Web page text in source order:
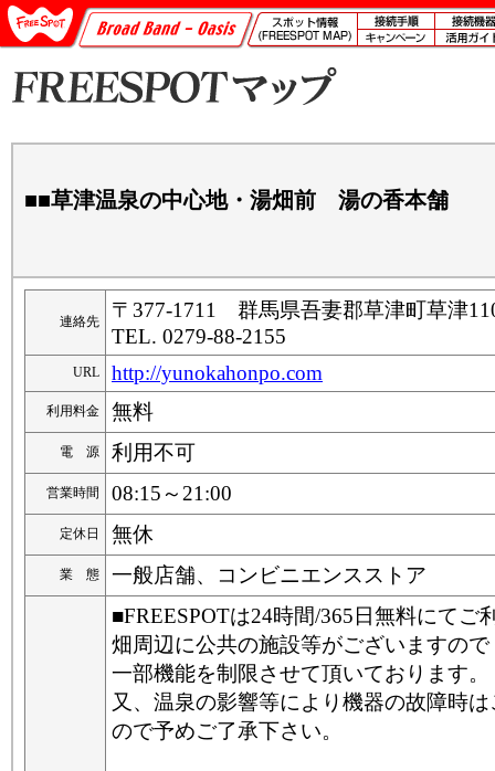
■■草津温泉の中心地・湯畑前 湯の香本舗
連絡先
〒377-1711 群馬県吾妻郡草津町草津
TEL. 0279-88-2155
URL http://yunokahonpo.com
利用料金 無料
電 源 利用不可
営業時間 08:15～21:00
定休日 無休
業 態 一般店舗、コンビニエンスストア
■FREESPOTは24時間/365日無料にてご
畑周辺に公共の施設等がございますの
一部機能を制限させて頂いております。
又、温泉の影響等により機器の故障時
ので予めご了承下さい。